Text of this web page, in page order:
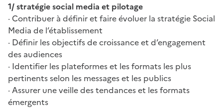
1/ stratégie social media et pilotage
· Contribuer à définir et faire évoluer la stratégie Social
Media de l’établissement
· Définir les objectifs de croissance et d’engagement
des audiences
· Identifier les plateformes et les formats les plus
pertinents selon les messages et les publics
· Assurer une veille des tendances et les formats
émergents